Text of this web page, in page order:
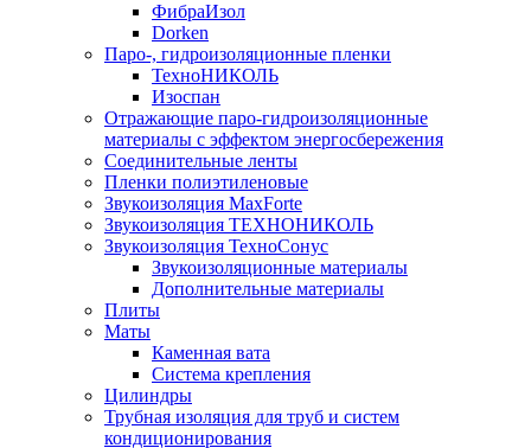
ФибраИзол
Dorken
Паро-, гидроизоляционные пленки
ТехноНИКОЛЬ
Изоспан
Отражающие паро-гидроизоляционные
материалы с эффектом энергосбережения
Соединительные ленты
Пленки полиэтиленовые
Звукоизоляция MaxForte
Звукоизоляция ТЕХНОНИКОЛЬ
Звукоизоляция ТехноСонус
Звукоизоляционные материалы
Дополнительные материалы
Плиты
Маты
Каменная вата
Система крепления
Цилиндры
Трубная изоляция для труб и систем
кондиционирования